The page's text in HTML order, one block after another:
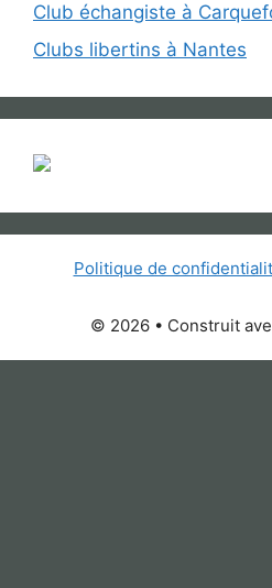
Club échangiste à
Clubs libertins à Nantes
Politique de
© 2026 • Construit